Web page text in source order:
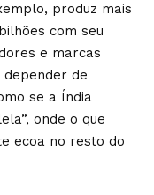
produz mais
com seu
e marcas
depender de
se a Índia
onde o que
ecoa no resto do